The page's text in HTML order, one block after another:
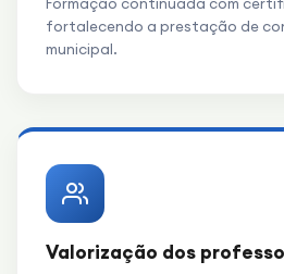
fortalecendo a prestação de
municipal.
Valorização dos